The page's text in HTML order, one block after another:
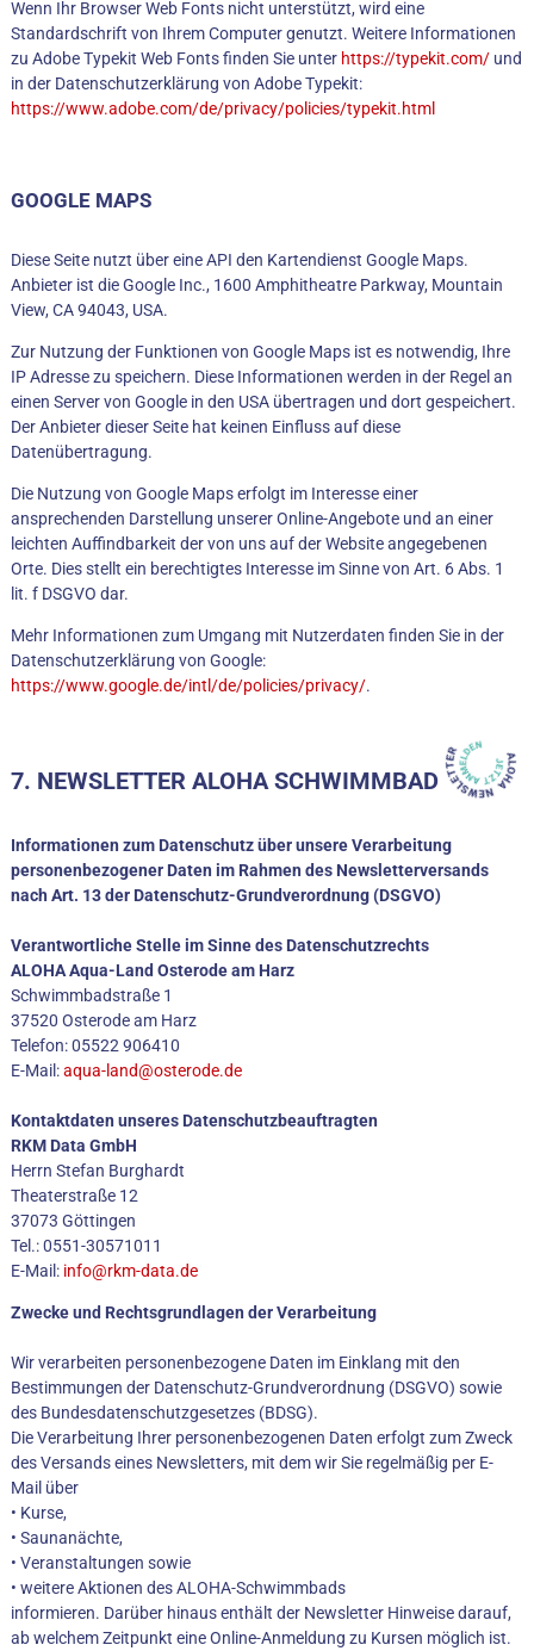
Wenn Ihr Browser Web Fonts nicht unterstützt, wird eine
Standardschrift von Ihrem Computer genutzt. Weitere Informationen
zu Adobe Typekit Web Fonts finden Sie unter https://typekit.com/und
in der Datenschutzerklärung von Adobe Typekit:
https://www.adobe.com/de/privacy/policies/typekit.html
GOOGLE MAPS
Diese Seite nutzt über eine API den Kartendienst Google Maps.
Anbieter ist die Google Inc., 1600 Amphitheatre Parkway, Mountain
View, CA 94043, USA.
Zur Nutzung der Funktionen von Google Maps ist es notwendig, Ihre
IP Adresse zu speichern. Diese Informationen werden in der Regel an
einen Server von Google in den USA übertragen und dort gespeichert.
Der Anbieter dieser Seite hat keinen Einfluss auf diese
Datenübertragung.
Die Nutzung von Google Maps erfolgt im Interesse einer
ansprechenden Darstellung unserer Online-Angebote und an einer
leichten Auffindbarkeit der von uns auf der Website angegebenen
Orte. Dies stellt ein berechtigtes Interesse im Sinne von Art. 6 Abs. 1
lit. f DSGVO dar.
Mehr Informationen zum Umgang mit Nutzerdaten finden Sie in der
Datenschutzerklärung von Google:
https://www.google.de/intl/de/policies/privacy/.
7. NEWSLETTER ALOHA SCHWIMMBAD
Informationen zum Datenschutz über unsere Verarbeitung
personenbezogener Daten im Rahmen des Newsletterversands
nach Art. 13 der Datenschutz-Grundverordnung (DSGVO)
Verantwortliche Stelle im Sinne des Datenschutzrechts
ALOHA Aqua-Land Osterode am Harz
Schwimmbadstraße 1
37520 Osterode am Harz
Telefon: 05522 906410
E-Mail:aqua-land@osterode.de
Kontaktdaten unseres Datenschutzbeauftragten
RKM Data GmbH
Herrn Stefan Burghardt
Theaterstraße 12
37073 Göttingen
Tel.: 0551-30571011
E-Mail: info@rkm-data.de
Zwecke und Rechtsgrundlagen der Verarbeitung
Wir verarbeiten personenbezogene Daten im Einklang mit den
Bestimmungen der Datenschutz-Grundverordnung (DSGVO) sowie
des Bundesdatenschutzgesetzes (BDSG).
Die Verarbeitung Ihrer personenbezogenen Daten erfolgt zum Zweck
des Versands eines Newsletters, mit dem wir Sie regelmäßig per E-
Mail über
• Kurse,
• Saunanächte,
• Veranstaltungen sowie
• weitere Aktionen des ALOHA-Schwimmbads
informieren. Darüber hinaus enthält der Newsletter Hinweise darauf,
ab welchem Zeitpunkt eine Online-Anmeldung zu Kursen möglich ist.